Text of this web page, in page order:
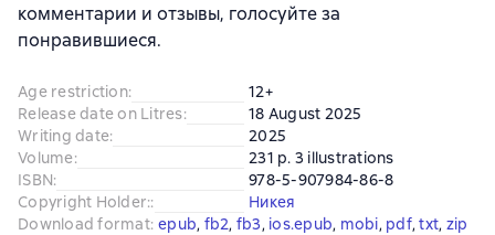
комментарии и отзывы, голосуйте за
понравившиеся.
Age restriction:
12+
Release date on Litres:
18 August 2025
Writing date:
2025
Volume:
231 p. 3 illustrations
ISBN:
978-5-907984-86-8
Copyright Holder::
Никея
Download format: epub, fb2, fb3, ios.epub, mobi, pdf, txt, zip